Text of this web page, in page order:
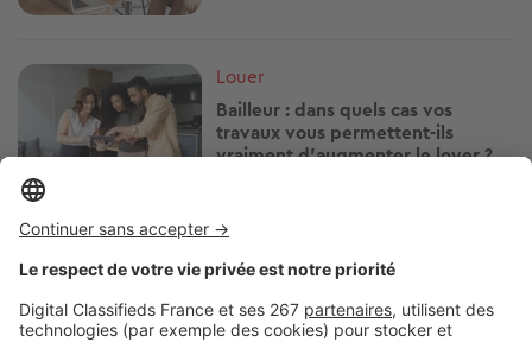
Image
Louer
Bailleur : dans quels cas vos
travaux vous permettent-ils
vraiment d’augmenter le loyer ?
Image
Volet roulant en panne : locataire
ou propriétaire, à qui revient la
facture ?